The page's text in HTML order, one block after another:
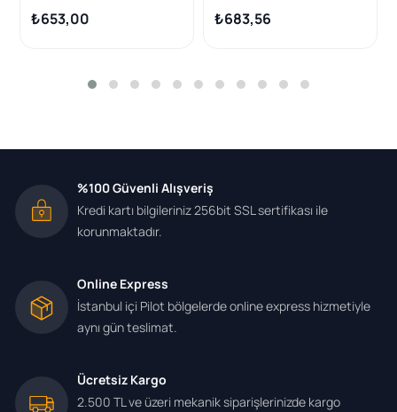
16V-1.6 16V 1998-2005 /
Corsa B 1.2İ-1.4İ 1993-
₺653,00
B Vectra A 1.6 98-09
₺683,56
%100 Güvenli Alışveriş
Kredi kartı bilgileriniz 256bit SSL sertifikası ile
korunmaktadır.
Online Express
İstanbul içi Pilot bölgelerde online express hizmetiyle
aynı gün teslimat.
Ücretsiz Kargo
2.500 TL ve üzeri mekanik siparişlerinizde kargo